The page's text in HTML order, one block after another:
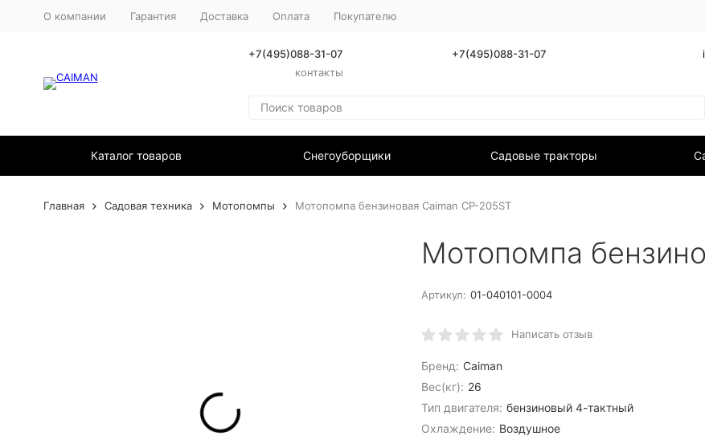
О компании Гарантия Доставка Оплата Покупателю
+7(495)088-31-07
контакты
+7(495)088-31-07
Каталог товаров Снегоуборщики Садовые тракторы
Главная Садовая техника Мотопомпы Мотопомпа бензиновая Caiman CP-205ST
Мотопомпа
Артикул: 01-040101-0004
Написать отзыв
Бренд: Caiman
Вес(кг): 26
Тип двигателя: бензиновый 4-тактный
Охлаждение: Воздушное